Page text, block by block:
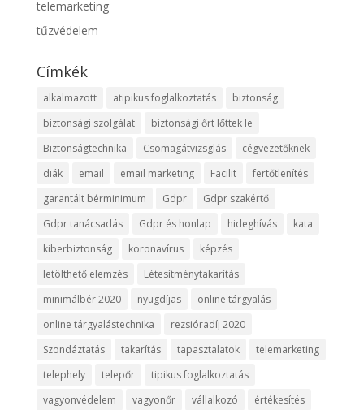
telemarketing
tűzvédelem
Címkék
alkalmazott atipikus foglalkoztatás
biztonság
biztonsági szolgálat
biztonsági őrt lőttek le
Biztonságtechnika
Csomagátvizsglás
cégvezetőknek
diák
email email marketing Facilit
fertőtlenítés
garantált bérminimum
Gdpr
Gdpr szakértő
Gdpr tanácsadás
Gdpr és honlap hideghívás
kata
kiberbiztonság
koronavírus
képzés
letölthető elemzés
Létesítménytakarítás
minimálbér 2020
nyugdíjas
online tárgyalás
online tárgyalástechnika
rezsióradíj 2020
Szondáztatás
takarítás tapasztalatok
telemarketing
telephely
telepőr
tipikus foglalkoztatás
vagyonvédelem
vagyonőr vállalkozó
értékesítés